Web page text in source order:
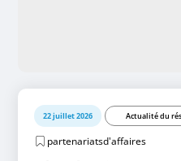
22 juillet 2026 Actualité du
partenariatsd'affaires